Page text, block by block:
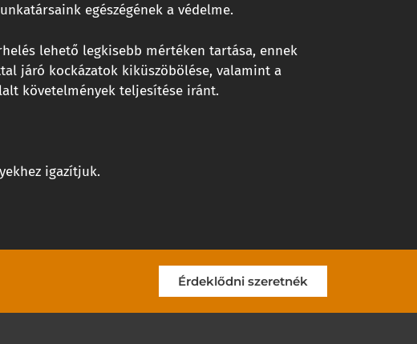
egészégének a védelme.
lehető legkisebb mértéken tartása, ennek
járó kockázatok kiküszöbölése, valamint a
követelmények teljesítése iránt.
igazítjuk.
Érdeklődni szeretnék